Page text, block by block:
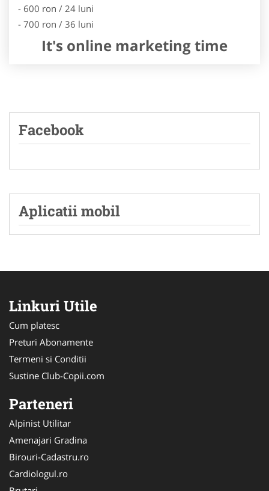
- 600 ron / 24 luni
- 700 ron / 36 luni
It's online marketing time
Facebook
Aplicatii mobil
Linkuri Utile
Cum platesc
Preturi Abonamente
Termeni si Conditii
Sustine Club-Copii.com
Parteneri
Alpinist Utilitar
Amenajari Gradina
Birouri-Cadastru.ro
Cardiologul.ro